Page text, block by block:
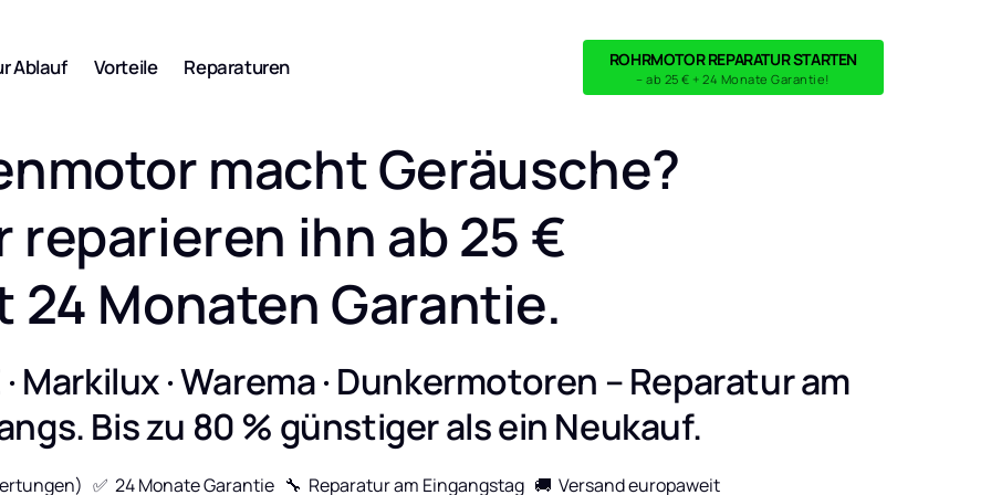
Ablauf Vorteile Reparaturen ROHRMOTOR REPARATUR STARTEN
– ab 25 € + 24 Monate Garantie!
macht Geräusche?
reparieren ihn ab 25 €
24 Monaten Garantie.
· Markilux · Warema · Dunkermotoren – Reparatur am
Bis zu 80 % günstiger als ein Neukauf.
✅  24 Monate Garantie   🔧  Reparatur am Eingangstag   🚚  Versand europaweit
LT, RTS,
Senden Sie Ihre
Reparaturanfrage
Hier klicken